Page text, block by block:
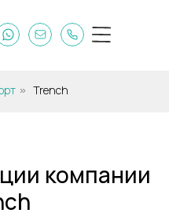
» Trench
компании